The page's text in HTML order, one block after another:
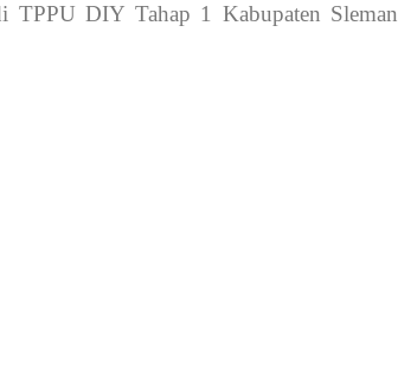
TPPU DIY Tahap 1 Kabupaten Sleman